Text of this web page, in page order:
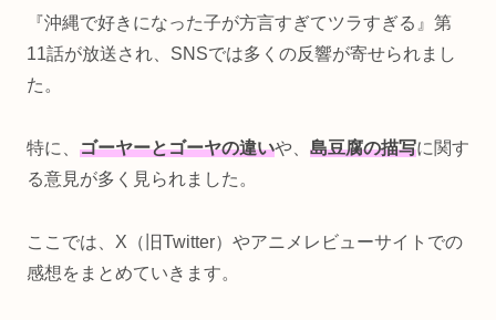
『沖縄で好きになった子が方言すぎてツラすぎる』第
11話が放送され、SNSでは多くの反響が寄せられまし
た。
特に、 ゴーヤーとゴーヤの違いや、 島豆腐の描写に関す
る意見が多く見られました。
ここでは、X（旧Twitter）やアニメレビューサイトでの
感想をまとめていきます。